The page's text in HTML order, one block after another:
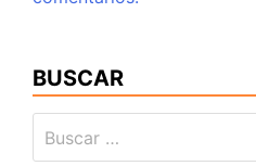
BUSCAR